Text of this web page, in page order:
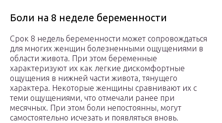
Боли на 8 неделе беременности
Срок 8 недель беременности может сопровождаться
для многих женщин болезненными ощущениями в
области живота. При этом беременные
характеризуют их как легкие дискомфортные
ощущения в нижней части живота, тянущего
характера. Некоторые женщины сравнивают их с
теми ощущениями, что отмечали ранее при
месячных. При этом боли непостоянны, могут
самостоятельно исчезать и появляться вновь.